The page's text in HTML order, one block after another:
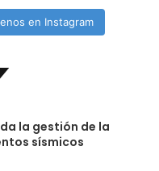
en Instagram
la gestión de la
sísmicos